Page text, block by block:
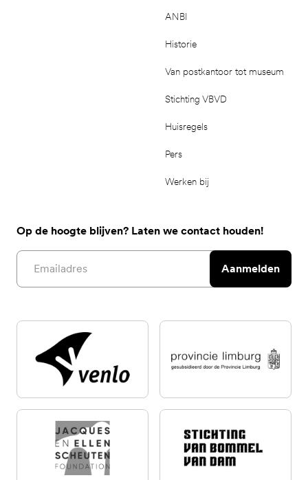
ANBI
Historie
Van postkantoor tot museum
Stichting VBVD
Huisregels
Pers
Werken bij
Op de hoogte blijven? Laten we contact houden!
Email address
Aanmelden